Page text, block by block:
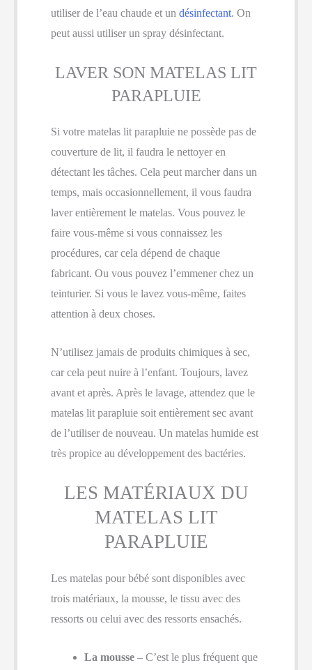
utiliser de l’eau chaude et un désinfectant. On
peut aussi utiliser un spray désinfectant.
LAVER SON MATELAS LIT
PARAPLUIE
Si votre matelas lit parapluie ne possède pas de
couverture de lit, il faudra le nettoyer en
détectant les tâches. Cela peut marcher dans un
temps, mais occasionnellement, il vous faudra
laver entièrement le matelas. Vous pouvez le
faire vous-même si vous connaissez les
procédures, car cela dépend de chaque
fabricant. Ou vous pouvez l’emmener chez un
teinturier. Si vous le lavez vous-même, faites
attention à deux choses.
N’utilisez jamais de produits chimiques à sec,
car cela peut nuire à l’enfant. Toujours, lavez
avant et après. Après le lavage, attendez que le
matelas lit parapluie soit entièrement sec avant
de l’utiliser de nouveau. Un matelas humide est
très propice au développement des bactéries.
LES MATÉRIAUX DU
MATELAS LIT
PARAPLUIE
Les matelas pour bébé sont disponibles avec
trois matériaux, la mousse, le tissu avec des
ressorts ou celui avec des ressorts ensachés.
La mousse – C’est le plus fréquent que